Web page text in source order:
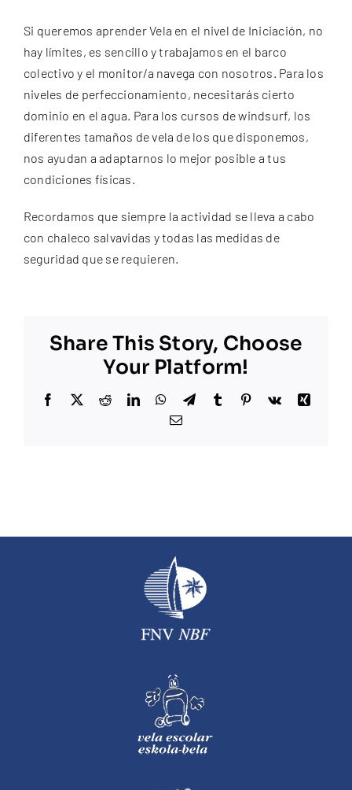
Contacto
Si queremos aprender Vela en el nivel de Iniciación, no
hay límites, es sencillo y trabajamos en el barco
colectivo y el monitor/a navega con nosotros. Para los
niveles de perfeccionamiento, necesitarás cierto
dominio en el agua. Para los cursos de windsurf, los
diferentes tamaños de vela de los que disponemos,
nos ayudan a adaptarnos lo mejor posible a tus
condiciones físicas.
Recordamos que siempre la actividad se lleva a cabo
con chaleco salvavidas y todas las medidas de
seguridad que se requieren.
Share This Story, Choose
Your Platform!
Facebook
X RedditLinkedInWhatsApp
TelegramTumblr Pinterest
Vk
Xing
Correo